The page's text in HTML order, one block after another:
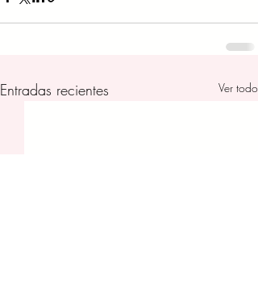
Entradas recientes Ver todo